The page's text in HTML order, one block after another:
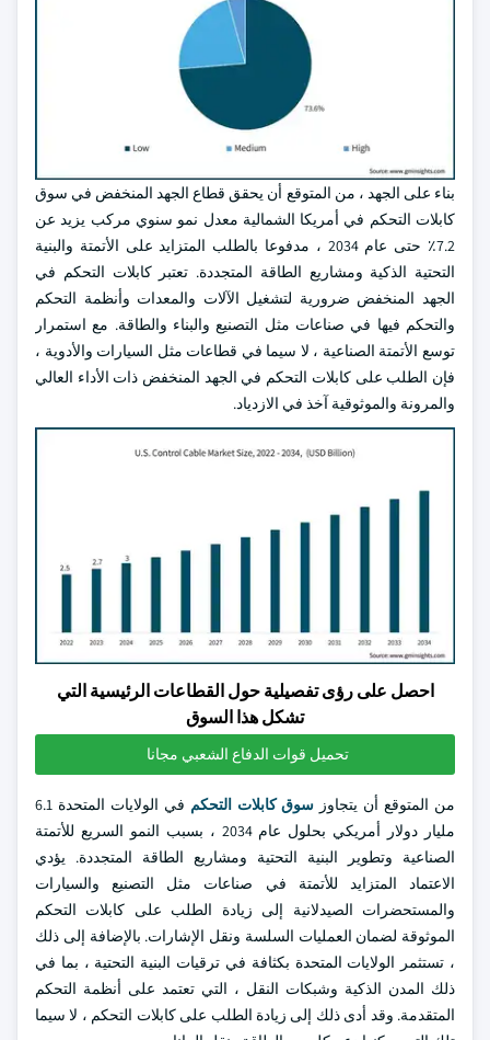
بناء على الجهد ، من المتوقع أن يحقق قطاع الجهد المنخفض في سوق
كابلات التحكم في أمريكا الشمالية معدل نمو سنوي مركب يزيد عن
7.2٪ حتى عام 2034 ، مدفوعا بالطلب المتزايد على الأتمتة والبنية
التحتية الذكية ومشاريع الطاقة المتجددة. تعتبر كابلات التحكم في
الجهد المنخفض ضرورية لتشغيل الآلات والمعدات وأنظمة التحكم
والتحكم فيها في صناعات مثل التصنيع والبناء والطاقة. مع استمرار
توسع الأتمتة الصناعية ، لا سيما في قطاعات مثل السيارات والأدوية ،
فإن الطلب على كابلات التحكم في الجهد المنخفض ذات الأداء العالي
والمرونة والموثوقية آخذ في الازدياد.
احصل على رؤى تفصيلية حول القطاعات الرئيسية التي
تشكل هذا السوق
تحميل قوات الدفاع الشعبي مجانا
من المتوقع أن يتجاوز سوق كابلات التحكم
في الولايات المتحدة 6.1
مليار دولار أمريكي بحلول عام 2034 ، بسبب النمو السريع للأتمتة
الصناعية وتطوير البنية التحتية ومشاريع الطاقة المتجددة. يؤدي
الاعتماد المتزايد للأتمتة في صناعات مثل التصنيع والسيارات
والمستحضرات الصيدلانية إلى زيادة الطلب على كابلات التحكم
الموثوقة لضمان العمليات السلسة ونقل الإشارات. بالإضافة إلى ذلك
، تستثمر الولايات المتحدة بكثافة في ترقيات البنية التحتية ، بما في
ذلك المدن الذكية وشبكات النقل ، التي تعتمد على أنظمة التحكم
المتقدمة. وقد أدى ذلك إلى زيادة الطلب على كابلات التحكم ، لا سيما